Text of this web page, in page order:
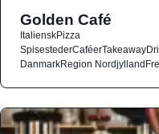
Golden Café
ItalienskPizza
SpisestederCaféerTakeaway
DanmarkRegion Nordjylland